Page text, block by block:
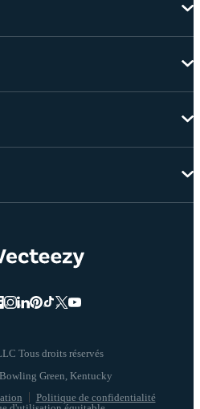
Tous droits réservés
Politique de confidentialité